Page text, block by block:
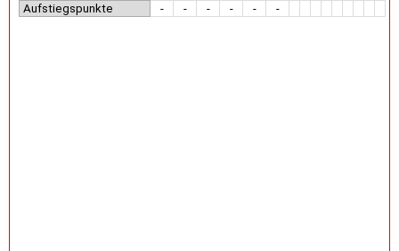
Aufstiegspunkte - - - - - -